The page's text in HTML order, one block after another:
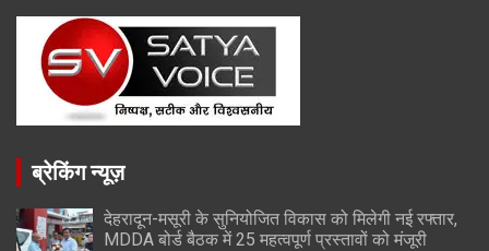
ब्रेकिंग न्यूज़
देहरादून-मसूरी के सुनियोजित विकास को मिलेगी नई रफ्तार,
MDDA बोर्ड बैठक में 25 महत्वपूर्ण प्रस्तावों को मंजूरी